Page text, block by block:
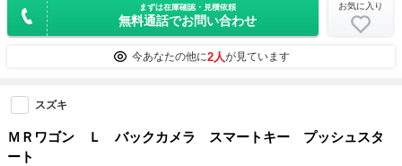
まずは在庫確認・見積依頼
無料通話でお問い合わせ
お気に入り
今あなたの他に2人が見ています
スズキ
ＭＲワゴン Ｌ バックカメラ スマートキー プッシュスタ
ート